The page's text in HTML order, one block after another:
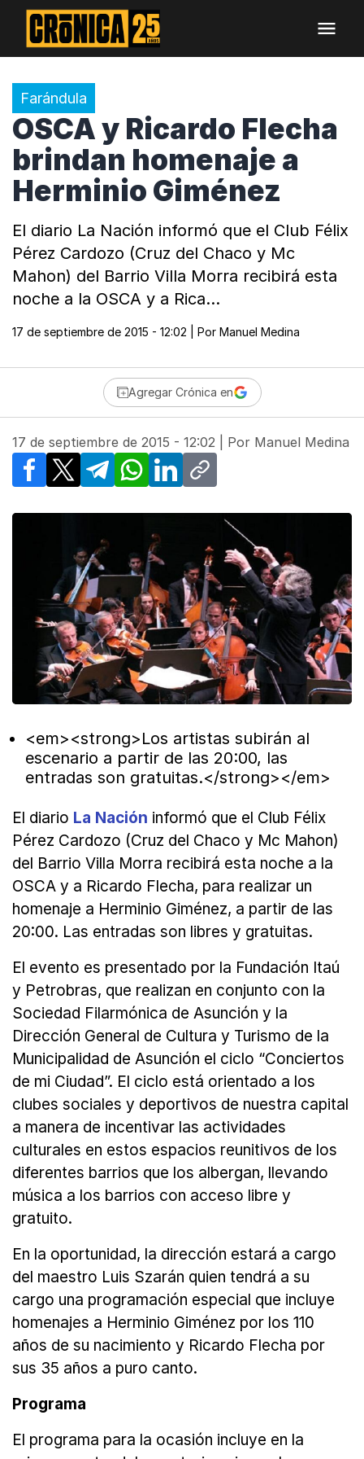
Farándula
OSCA y Ricardo Flecha
brindan homenaje a
Herminio Giménez
El diario La Nación informó que el Club Félix
Pérez Cardozo (Cruz del Chaco y Mc
Mahon) del Barrio Villa Morra recibirá esta
noche a la OSCA y a Rica…
17 de septiembre de 2015 - 12:02 | Por Manuel Medina
Agregar Crónica en
17 de septiembre de 2015 - 12:02 | Por Manuel Medina
Facebook
X TelegramWhatsApp
LinkedInCopy link
<em><strong>Los artistas subirán al
escenario a partir de las 20:00, las
entradas son gratuitas.</strong></em>
El diario La Nación informó que el Club Félix
Pérez Cardozo (Cruz del Chaco y Mc Mahon)
del Barrio Villa Morra recibirá esta noche a la
OSCA y a Ricardo Flecha, para realizar un
homenaje a Herminio Giménez, a partir de las
20:00. Las entradas son libres y gratuitas.
El evento es presentado por la Fundación Itaú
y Petrobras, que realizan en conjunto con la
Sociedad Filarmónica de Asunción y la
Dirección General de Cultura y Turismo de la
Municipalidad de Asunción el ciclo “Conciertos
de mi Ciudad”. El ciclo está orientado a los
clubes sociales y deportivos de nuestra capital
a manera de incentivar las actividades
culturales en estos espacios reunitivos de los
diferentes barrios que los albergan, llevando
música a los barrios con acceso libre y
gratuito.
En la oportunidad, la dirección estará a cargo
del maestro Luis Szarán quien tendrá a su
cargo una programación especial que incluye
homenajes a Herminio Giménez por los 110
años de su nacimiento y Ricardo Flecha por
sus 35 años a puro canto.
Programa
El programa para la ocasión incluye en la